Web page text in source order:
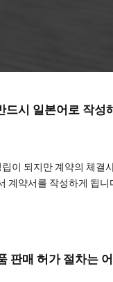
드시 일본어로 작성
이 되지만 계약의 체결
계약서를 작성하게 됩니
판매 허가 절차는